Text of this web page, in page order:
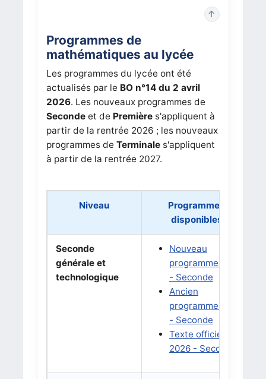
↑
Programmes de
mathématiques au lycée
Les programmes du lycée ont été
actualisés par le BO n°14 du 2 avril
2026. Les nouveaux programmes de
Secondeet de Premières'appliquent à
partir de la rentrée 2026 ; les nouveaux
programmes de Terminales'appliquent
à partir de la rentrée 2027.
Niveau
Programmes
disponibles
Seconde
générale et
technologique
Nouveau
programme 2026
- Seconde
Ancien
programme 2019
- Seconde
Texte officiel BO
2026 - Seconde